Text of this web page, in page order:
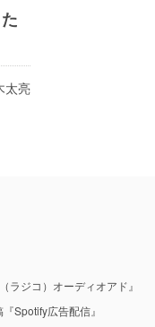
太亮
ジコ）オーディオアド』
Spotify広告配信』